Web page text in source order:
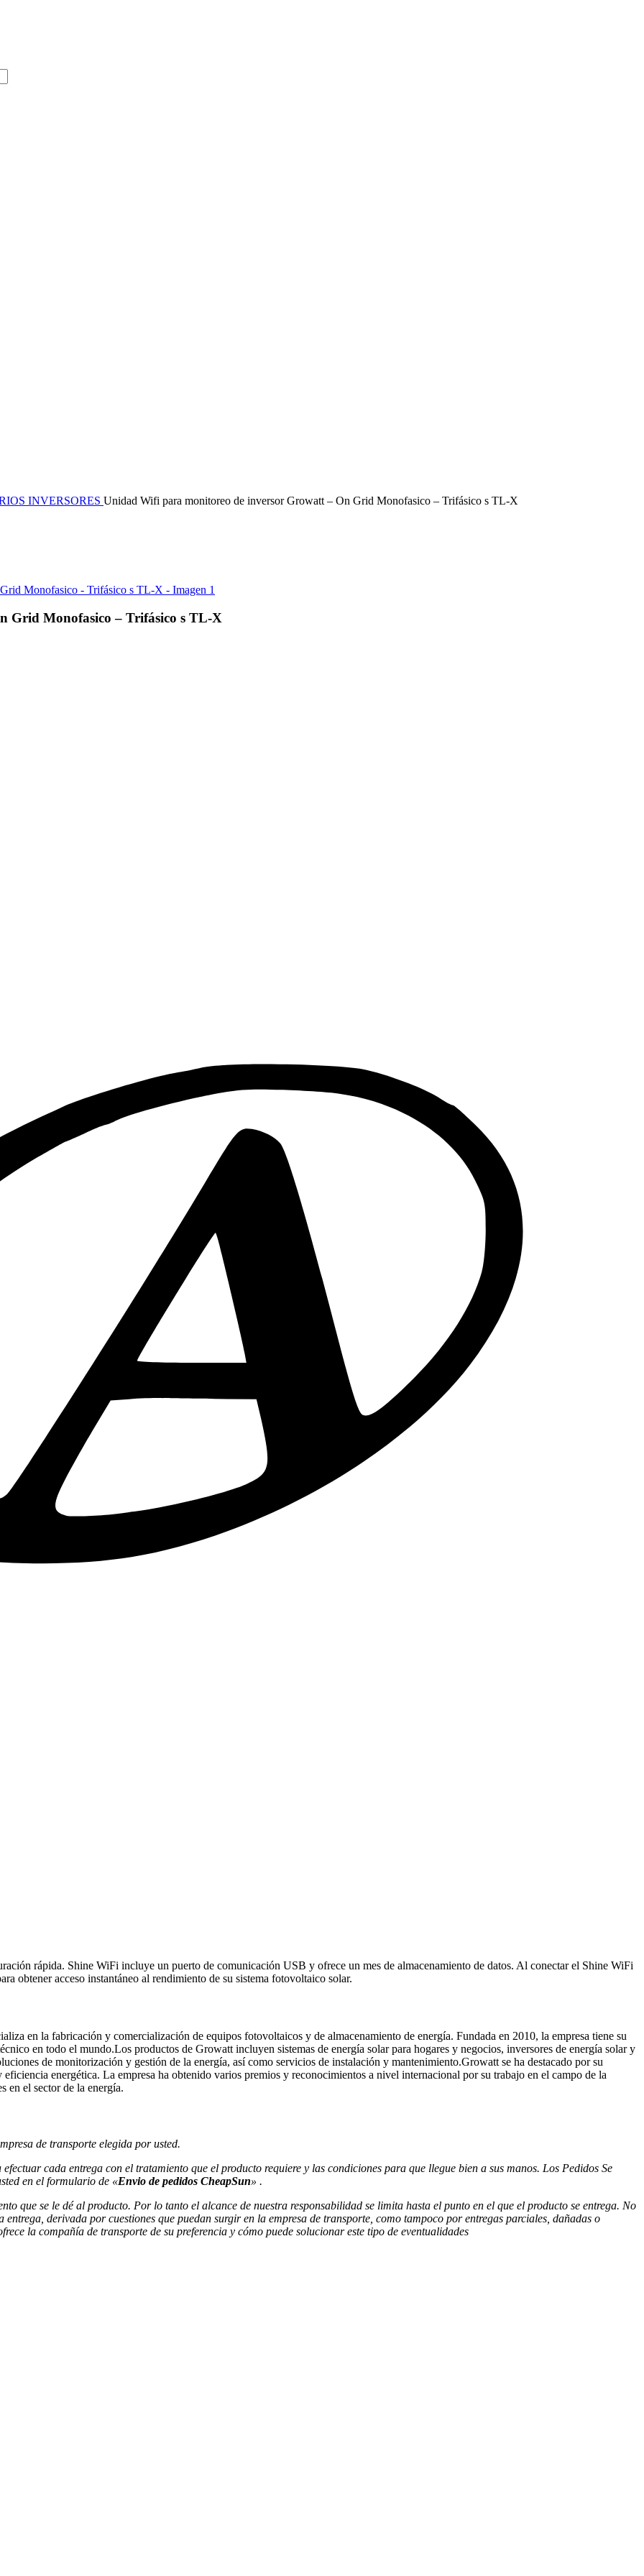
INVERSORES Unidad Wifi para monitoreo de inversor Growatt – On Grid Monofasico – Trifásico s TL-X
Grid Monofasico – Trifásico s TL-X
rápida. Shine WiFi incluye un puerto de comunicación USB y ofrece un mes de almacenamiento de datos. Al conectar el Shine WiFi
obtener acceso instantáneo al rendimiento de su sistema fotovoltaico solar.
en la fabricación y comercialización de equipos fotovoltaicos y de almacenamiento de energía. Fundada en 2010, la empresa tiene su
en todo el mundo.Los productos de Growatt incluyen sistemas de energía solar para hogares y negocios, inversores de energía solar y
de monitorización y gestión de la energía, así como servicios de instalación y mantenimiento.Growatt se ha destacado por su
energética. La empresa ha obtenido varios premios y reconocimientos a nivel internacional por su trabajo en el campo de la
en el sector de la energía.
de transporte elegida por usted.
efectuarcada entrega con el tratamiento que el producto requiere y las condiciones para que llegue bien a sus manos. Los Pedidos Se
en el formulario de «Envio de pedidos CheapSun» .
que se le dé al producto. Por lo tanto el alcance de nuestra responsabilidad se limita hasta el punto en el que el producto se entrega. No
derivada por cuestiones que puedan surgir en la empresa de transporte, como tampoco por entregas parciales, dañadas o
la compañía de transporte de su preferencia y cómo puede solucionar este tipo de eventualidades